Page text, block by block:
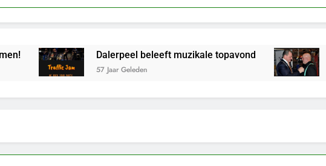
Dalerpeel beleeft muzikale topavond
57 Jaar Geleden
Jan
57 Jaar